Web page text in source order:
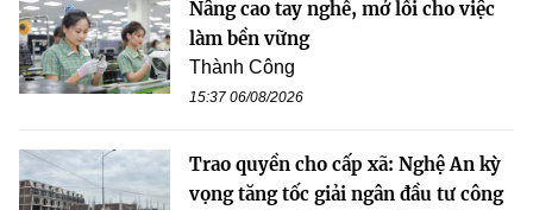
Nâng cao tay nghề, mở lối cho việc
làm bền vững
Thành Công
15:37 06/08/2026
Trao quyền cho cấp xã: Nghệ An kỳ
vọng tăng tốc giải ngân đầu tư công